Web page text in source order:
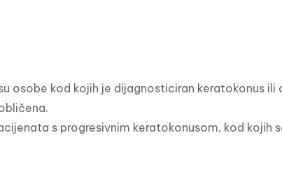
osobe kod kojih je dijagnosticiran keratokonus
s progresivnim keratokonusom, kod kojih